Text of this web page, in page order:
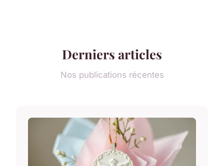
Derniers articles
Nos publications récentes